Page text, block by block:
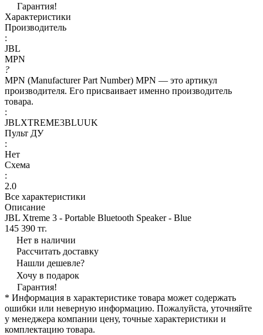
Гарантия!
Характеристики
Производитель
:
JBL
MPN
?
MPN (Manufacturer Part Number) MPN — это артикул
производителя. Его присваивает именно производитель
товара.
:
JBLXTREME3BLUUK
Пульт ДУ
:
Нет
Схема
:
2.0
Все характеристики
Описание
JBL Xtreme 3 - Portable Bluetooth Speaker - Blue
145 390 тг.
Нет в наличии
Рассчитать доставку
Нашли дешевле?
Хочу в подарок
Гарантия!
* Информация в характеристике товара может содержать
ошибки или неверную информацию. Пожалуйста, уточняйте
у менеджера компании цену, точные характеристики и
комплектацию товара.